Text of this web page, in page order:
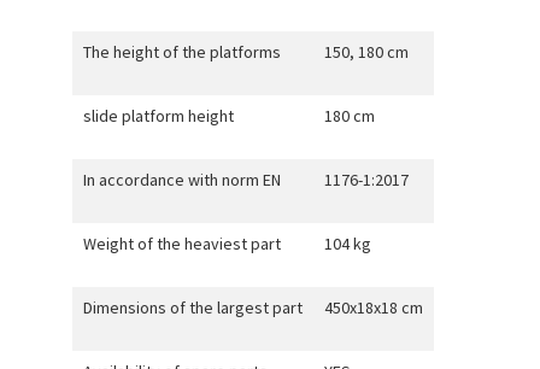
The height of the platforms 150, 180 cm
slide platform height 180 cm
In accordance with norm EN 1176-1:2017
Weight of the heaviest part 104 kg
Dimensions of the largest part 450x18x18 cm